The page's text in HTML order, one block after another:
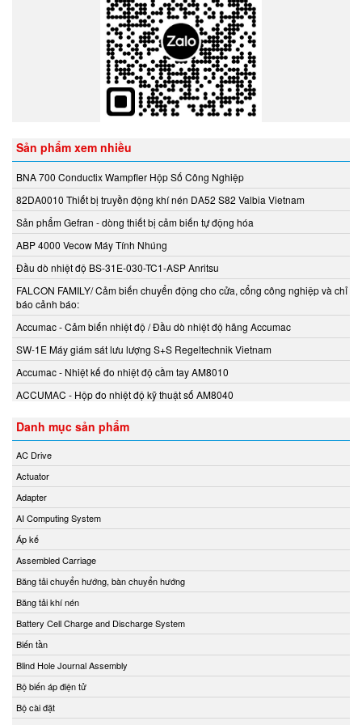
Klay Instruments B.V
KNTEC
Koehler instrument Vietnam
KOFLOC
Koganei
KRAL Pumps
Kroeplin Việt nam
Krohne
Kromschröder
KSR Kuebler
KwangJin Vietnam
Kyungjin Blower
Laurel Vietnam
Lechler
LEM
Lenord Bauer
LEUZE
Lika Vietnam
Lincoln/ SKF
Lorric
Lufft
Lumel
M&C TechGroup Vietnam
MACFUGE Vietnam
Magmotor
MAGTROL
MAIWE
Sản phẩm xem nhiều
BNA 700 Conductix Wampfler Hộp Số Công Nghiệp
82DA0010 Thiết bị truyền động khí nén DA52 S82 Valbia Vietnam
Sản phẩm Gefran - dòng thiết bị cảm biến tự động hóa
ABP 4000 Vecow Máy Tính Nhúng
Đầu dò nhiệt độ BS-31E-030-TC1-ASP Anritsu
FALCON FAMILY/ Cảm biến chuyển động cho cửa, cổng công nghiệp và chỉ
báo cảnh báo:
Accumac - Cảm biến nhiệt độ / Đầu dò nhiệt độ hãng Accumac
SW-1E Máy giám sát lưu lượng S+S Regeltechnik Vietnam
Accumac - Nhiệt kế đo nhiệt độ cầm tay AM8010
ACCUMAC - Hộp đo nhiệt độ kỹ thuật số AM8040
Danh mục sản phẩm
AC Drive
Actuator
Adapter
AI Computing System
Áp kế
Assembled Carriage
Băng tải chuyển hướng, bàn chuyển hướng
Băng tải khí nén
Battery Cell Charge and Discharge System
Biến tần
Blind Hole Journal Assembly
Bộ biến áp điện tử
Bộ cài đặt